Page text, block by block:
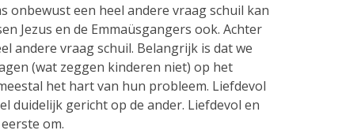
onbewust een heel andere vraag schuil kan
Jezus en de Emmaüsgangers ook. Achter
andere vraag schuil. Belangrijk is dat we
(wat zeggen kinderen niet) op het
het hart van hun probleem. Liefdevol
duidelijk gericht op de ander. Liefdevol en
om.